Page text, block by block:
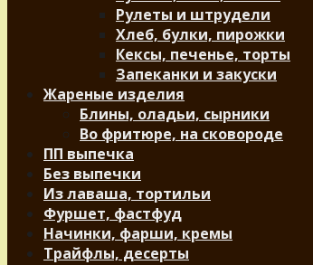
Рулеты и штрудели
Хлеб, булки, пирожки
Кексы, печенье, торты
Запеканки и закуски
Жареные изделия
Блины, оладьи, сырники
Во фритюре, на сковороде
ПП выпечка
Без выпечки
Из лаваша, тортильи
Фуршет, фастфуд
Начинки, фарши, кремы
Трайфлы, десерты